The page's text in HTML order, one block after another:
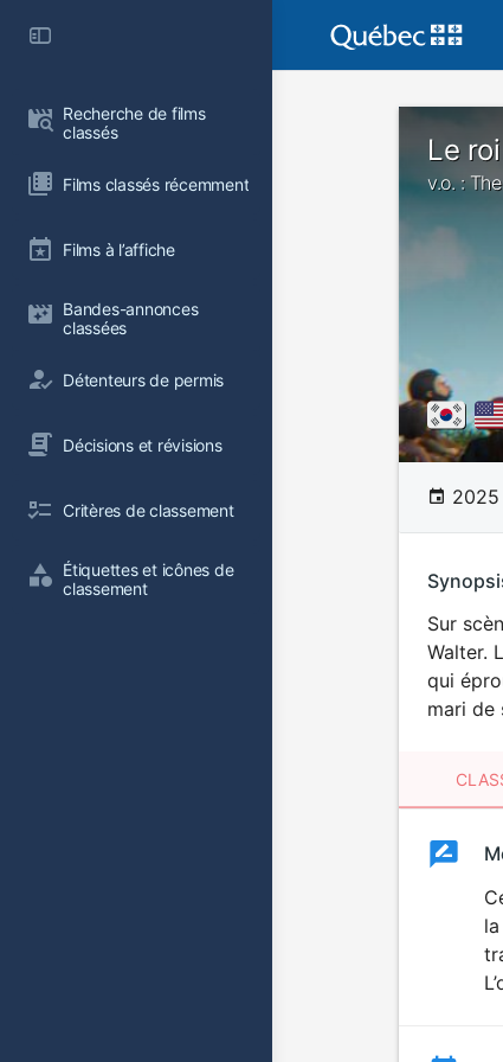
Recherche de films
classés
Films classés récemment
Films à l’affiche
Bandes-annonces
classées
Détenteurs de permis
Décisions et révisions
Critères de classement
Étiquettes et icônes de
classement
Le
v.o. :
2025
Sur
Walter.
qui
mari de